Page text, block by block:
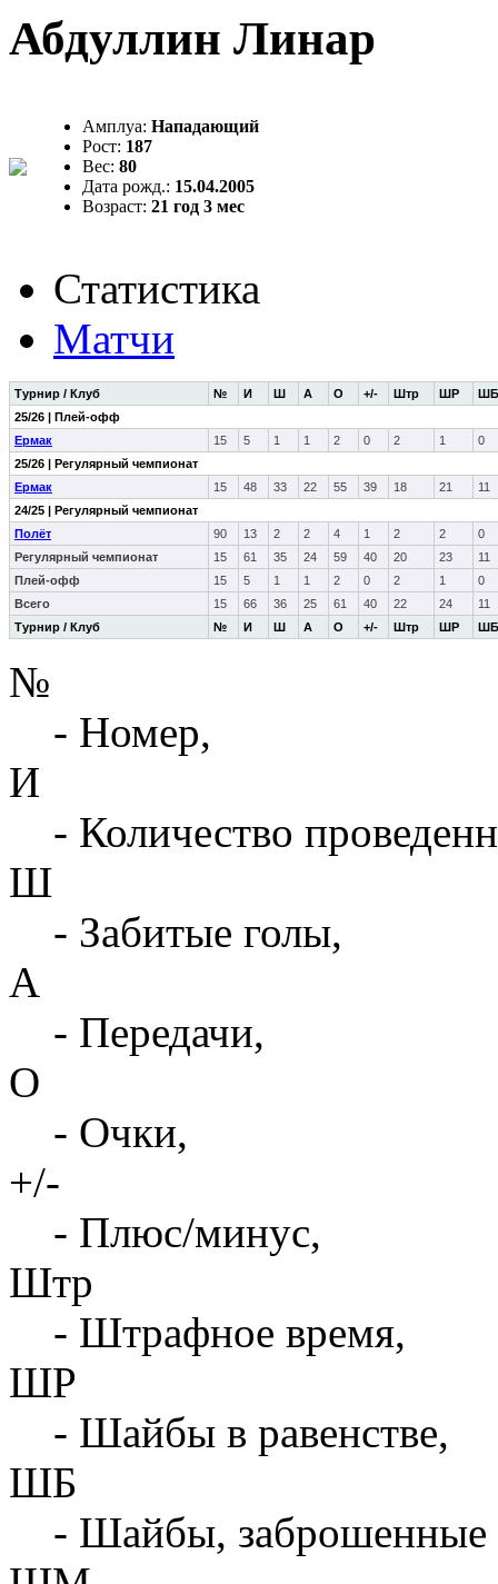
Абдуллин Линар
Амплуа: Нападающий
Рост: 187
Вес: 80
Дата рожд.: 15.04.2005
Возраст: 21 год 3 мес
Статистика
Матчи
Турнир / Клуб № И Ш А О +/- Штр ШР ШБ
Турнир / Клуб № И Ш А О +/- Штр ШР ШБ
25/26 | Плей-офф
Ермак
15 5 1 1 2 0 2 1
0
25/26 | Регулярный чемпионат
Ермак
15 48 33 22 55 39 18 21
11
24/25 | Регулярный чемпионат
Полёт
90 13 2 2 4 1 2 2
0
Регулярный чемпионат
15 61 35 24 59 40 20 23
11
Плей-офф
15 5 1 1 2 0 2 1
0
Всего
15 66 36 25 61 40 22 24 11
№
- Номер,
И
- Количество
Ш
- Забитые голы,
А
- Передачи,
О
- Очки,
+/-
- Плюс/минус,
Штр
- Штрафное время,
ШР
- Шайбы в равенстве,
ШБ
- Шайбы, заброшенные